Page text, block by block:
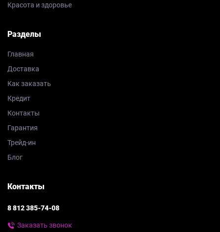
Красота и здоровье
Разделы
Главная
Доставка
Как заказать
Кредит
Контакты
Гарантия
Трейд-ин
Блог
Контакты
8 812 385-74-08
Заказать звонок